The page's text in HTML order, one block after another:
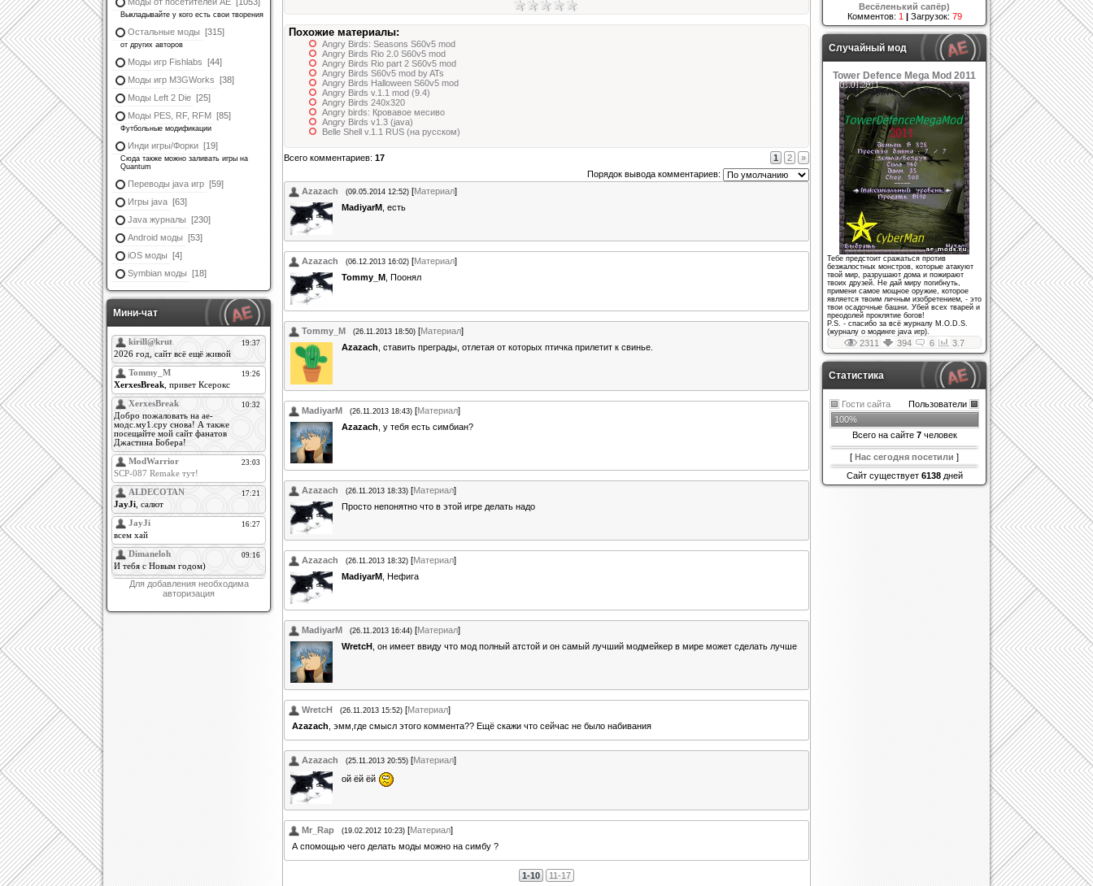
Выкладывайте у кого есть свои творения
Остальные моды [315]
от других авторов
Моды игр Fishlabs [44]
Моды игр M3GWorks [38]
Моды Left 2 Die [25]
Моды PES, RF, RFM [85]
Футбольные модификации
Инди игры/Форки [19]
Сюда также можно заливать игры на
Quantum
Переводы java игр [59]
Игры java [63]
Java журналы [230]
Android моды [53]
iOS моды [4]
Symbian моды [18]
Мини-чат
Для добавления необходима
авторизация
Похожие материалы:
Angry Birds: Seasons S60v5 mod
Angry Birds Rio 2.0 S60v5 mod
Angry Birds Rio part 2 S60v5 mod
Angry Birds S60v5 mod by ATs
Angry Birds Halloween S60v5 mod
Angry Birds v.1.1 mod (9.4)
Angry Birds 240x320
Angry birds: Кровавое месиво
Angry Birds v1.3 (java)
Belle Shell v.1.1 RUS (на русском)
Всего комментариев: 17 1 2
»
Порядок вывода комментариев:
Azazach
(09.05.2014 12:52) [Материал]
MadiyarM , есть
Azazach (06.12.2013 16:02) [Материал]
Tommy_M , Поонял
Tommy_M (26.11.2013 18:50) [Материал]
Azazach , ставить преграды, отлетая от которых птичка прилетит к свинье.
MadiyarM (26.11.2013 18:43) [Материал]
Azazach , у тебя есть симбиан?
Azazach (26.11.2013 18:33) [Материал]
Просто непонятно что в этой игре делать надо
Azazach (26.11.2013 18:32) [Материал]
MadiyarM , Нефига
MadiyarM (26.11.2013 16:44) [Материал]
WretcH , он имеет ввиду что мод полный атстой и он самый лучший модмейкер в мире может сделать лучше
WretcH (26.11.2013 15:52) [Материал]
Azazach , эмм,где смысл этого коммента?? Ещё скажи что сейчас не было набивания
Azazach (25.11.2013 20:55) [Материал]
ой ёй ёй
Mr_Rap (19.02.2012 10:23) [Материал]
А спомощью чего делать моды можно на симбу ?
1-10 11-17
Весёленький сапёр)
Комментов: 1 | Загрузок: 79
Случайный мод
Tower Defence Mega Mod 2011
Тебе предстоит сражаться против
безжалостных монстров, которые атакуют
твой мир, разрушают дома и пожирают
твоих друзей. Не дай миру погибнуть,
примени самое мощное оружие, которое
является твоим личным изобретением, - это
твои осадочные башни. Убей всех тварей и
преодолей проклятие богов!
P.S. - спасибо за всё журналу M.O.D.S.
(журналу о модинге java игр).
2311 394 6 3.7
Статистика
Пользователи
Гости сайта
100%
Всего на сайте 7человек
[ Нас сегодня посетили ]
Сайт существует 6138дней